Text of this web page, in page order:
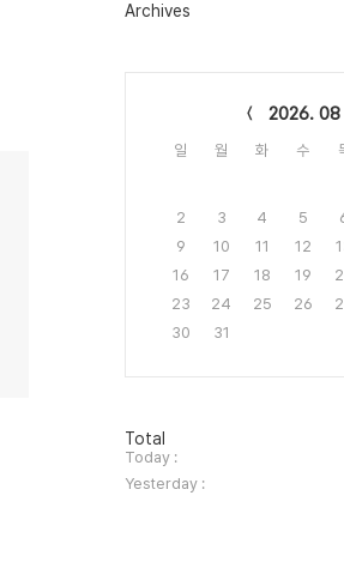
그
Archives
2026. 08
일 월 화 수
2
3 4 5
9
10 11 12
16
17 18 19
23
24 25 26
30
31
방
문
자
수
Total
Today :
Yesterday :